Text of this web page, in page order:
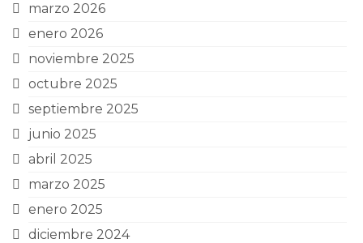
marzo 2026
enero 2026
noviembre 2025
octubre 2025
septiembre 2025
junio 2025
abril 2025
marzo 2025
enero 2025
diciembre 2024